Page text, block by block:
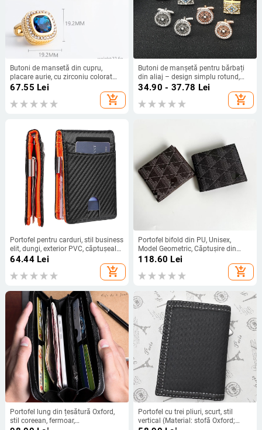
Butoni de mansetă din cupru,
placare aurie, cu zirconiu colorat
încrustat, design geometric, unisex
67.55 Lei
add_shopping_cart
Butoni de manșetă pentru bărbați
din aliaj – design simplu rotund,
împodobiți cu pietre prețioase,
34.90 - 37.78 Lei
add_shopping_cart
Portofel pentru carduri, stil business
elit, dungi, exterior PVC, căptușeală
PU, respirabil, antibacterian
64.44Lei
add_shopping_cart
Portofel bifold din PU, Unisex,
Model Geometric, Căptușire din
Piele Sintetică, Rezistent la apă
118.60 Lei
add_shopping_cart
Portofel lung din țesătură Oxford,
stil coreean, fermoar,
Portofel cu trei pliuri, scurt, stil
vertical (Material: stofă Oxford;